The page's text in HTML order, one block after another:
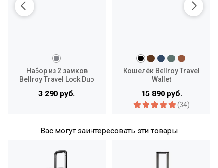
Набор из 2 замков
Bellroy Travel Lock Duo
3 290 руб.
Кошелёк Bellroy Travel
Wallet
15 890 руб.
(34)
Вас могут заинтересовать эти товары